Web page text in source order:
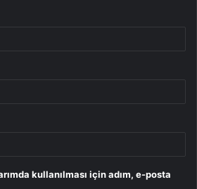
kullanılması için adım, e-posta